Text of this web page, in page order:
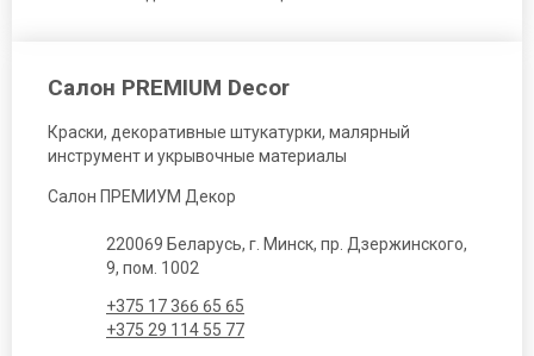
Салон PREMIUM Decor
Краски, декоративные штукатурки, малярный
инструмент и укрывочные материалы
Салон ПРЕМИУМ Декор
220069 Беларусь, г. Минск, пр. Дзержинского,
9, пом. 1002
+375 17 366 65 65
+375 29 114 55 77